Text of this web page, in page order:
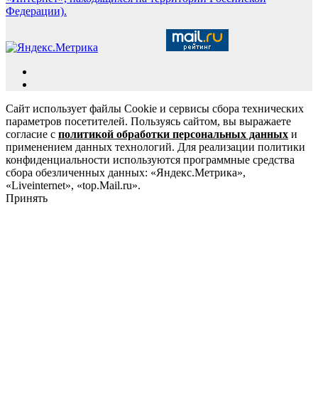
Федерации).
Сайт использует файлы Cookie и сервисы сбора технических
параметров посетителей. Пользуясь сайтом, вы выражаете
согласие с политикой обработки персональных данных и
применением данных технологий. Для реализации политики
конфиденциальности используются программные средства
сбора обезличенных данных: «Яндекс.Метрика»,
«Liveinternet», «top.Mail.ru».
Принять